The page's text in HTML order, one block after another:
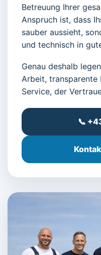
Betreuung Ihrer
Anspruch ist, dass
sauber aussieht,
und technisch in
Genau deshalb
Arbeit, transparente
Service, der
📞